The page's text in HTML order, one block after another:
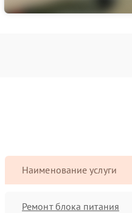
Наименование услуги
Ремонт блока питания